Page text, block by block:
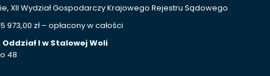
XII Wydział Gospodarczy Krajowego Rejestru Sądowego
973,00 zł – opłacony w całości
I w Stalowej Woli
48